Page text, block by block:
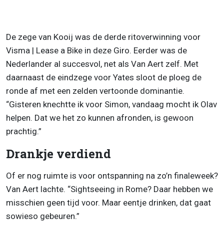
De zege van Kooij was de derde ritoverwinning voor
Visma | Lease a Bike in deze Giro. Eerder was de
Nederlander al succesvol, net als Van Aert zelf. Met
daarnaast de eindzege voor Yates sloot de ploeg de
ronde af met een zelden vertoonde dominantie.
“Gisteren knechtte ik voor Simon, vandaag mocht ik Olav
helpen. Dat we het zo kunnen afronden, is gewoon
prachtig.”
Drankje verdiend
Of er nog ruimte is voor ontspanning na zo’n finaleweek?
Van Aert lachte. “Sightseeing in Rome? Daar hebben we
misschien geen tijd voor. Maar eentje drinken, dat gaat
sowieso gebeuren.”